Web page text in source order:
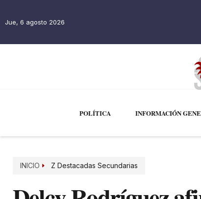
Jue, 6 agosto 2026
POLÍTICA INFORMACIÓN
INICIO Z Destacadas Secundarias